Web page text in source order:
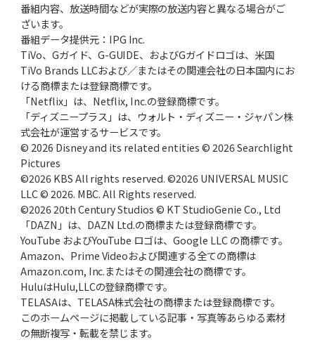
番組内容、放送時間などが実際の放送内容と異なる場合がご
ざいます。
番組データ提供元：IPG Inc.
TiVo、Gガイド、G-GUIDE、およびGガイドロゴは、米国
TiVo Brands LLCおよび／またはその関連会社の日本国内にお
ける商標または登録商標です。
「Netflix」は、Netflix, Inc.の登録商標です。
「ディズニープラス」は、ウォルト・ディズニー・ジャパン株
式会社が運営するサービスです。
© 2026 Disney and its related entities © 2026 Searchlight
Pictures
©2026 KBS All rights reserved. ©2026 UNIVERSAL MUSIC
LLC © 2026. MBC. All Rights reserved.
©2026 20th Century Studios © KT StudioGenie Co., Ltd
「DAZN」は、DAZN Ltd.の商標または登録商標です。
YouTube およびYouTube ロゴは、Google LLC の商標です。
Amazon、Prime Videoおよび関連する全ての商標は
Amazon.com, Inc.またはその関連会社の商標です。
HuluはHulu,LLCの登録商標です。
TELASAは、TELASA株式会社の商標または登録商標です。
このホームページに掲載している記事・写真等あらゆる素材
の無断複写・転載を禁じます。